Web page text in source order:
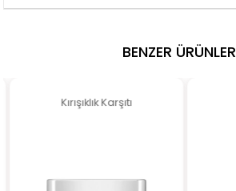
BENZER ÜRÜNLER
Kırışıklık Karşıtı